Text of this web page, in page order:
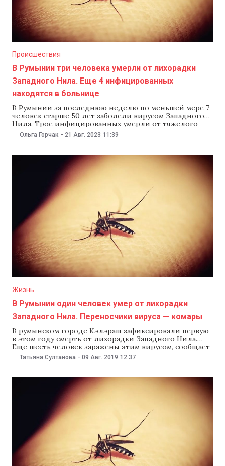
Происшествия
В Румынии три человека умерли от лихорадки
Западного Нила. Еще 4 инфицированных
находятся в больнице
В Румынии за последнюю неделю по меньшей мере 7
человек старше 50 лет заболели вирусом Западного
Нила. Трое инфицированных умерли от тяжелого
менингоэнцефалита. Об этом сообщает adevarul.ro.
Большинство случаев диагностировали, после того
или менингоэнцефалитом — инфекцией оболочек,
которые покрывают и защищают мозг.
Распространению
Ольга Горчак - 21 Авг. 2023 11:39
Жизнь
В Румынии один человек умер от лихорадки
Западного Нила. Переносчики вируса — комары
В румынском городе Кэлэраш зафиксировали первую
в этом году смерть от лихорадки Западного Нила.
Еще шесть человек заражены этим вирусом, сообщает
румынское издание Mediafax.ro со ссылкой на
Наццентр по надзору и контролю за вирусными
вирусное заболевание, которое может привести к
смертельной неврологической болезни. Вирус
Татьяна Султанова - 09 Авг. 2019 12:37